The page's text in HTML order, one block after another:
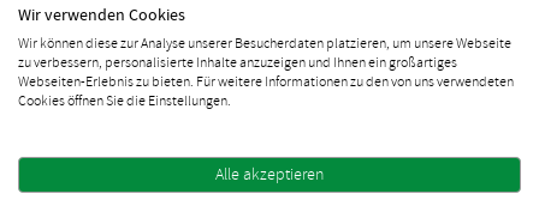
Wir verwenden Cookies
Wir können diese zur Analyse unserer Besucherdaten platzieren, um unsere Webseite
zu verbessern, personalisierte Inhalte anzuzeigen und Ihnen ein großartiges
Webseiten-Erlebnis zu bieten. Für weitere Informationen zu den von uns verwendeten
Cookies öffnen Sie die Einstellungen.
Alle akzeptieren